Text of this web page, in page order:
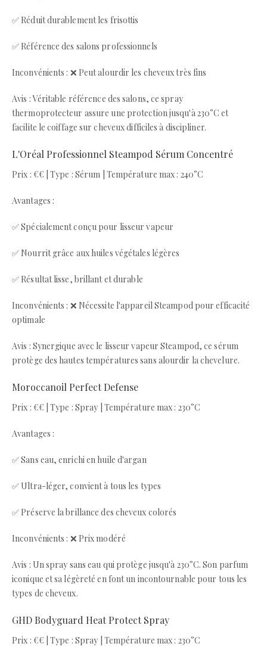
✅ Réduit durablement les frisottis
✅ Référence des salons professionnels
Inconvénients : ❌ Peut alourdir les cheveux très fins
Avis : Véritable référence des salons, ce spray
thermoprotecteur assure une protection jusqu'à 230°C et
facilite le coiffage sur cheveux difficiles à discipliner.
L'Oréal Professionnel Steampod Sérum Concentré
Prix : €€ | Type : Sérum | Température max : 240°C
Avantages :
✅ Spécialement conçu pour lisseur vapeur
✅ Nourrit grâce aux huiles végétales légères
✅ Résultat lisse, brillant et durable
Inconvénients : ❌ Nécessite l'appareil Steampod pour efficacité
optimale
Avis : Synergique avec le lisseur vapeur Steampod, ce sérum
protège des hautes températures sans alourdir la chevelure.
Moroccanoil Perfect Defense
Prix : €€ | Type : Spray | Température max : 230°C
Avantages :
✅ Sans eau, enrichi en huile d'argan
✅ Ultra-léger, convient à tous les types
✅ Préserve la brillance des cheveux colorés
Inconvénients : ❌ Prix modéré
Avis : Un spray sans eau qui protège jusqu'à 230°C. Son parfum
iconique et sa légèreté en font un incontournable pour tous les
types de cheveux.
GHD Bodyguard Heat Protect Spray
Prix : €€ | Type : Spray | Température max : 230°C